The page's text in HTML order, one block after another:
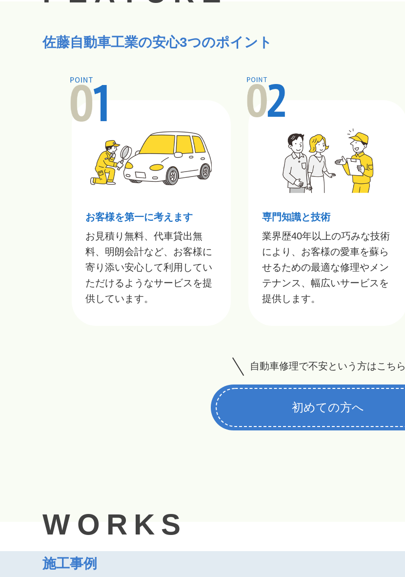
佐藤自動車工業の安心3つのポイント
お客様を第一に考えます
お見積り無料、代車貸出無
料、明朗会計など、お客様に
寄り添い安心して利用してい
ただけるようなサービスを提
供しています。
専門知識と技術
業界歴40年以上の巧みな技術
により、お客様の愛車を蘇ら
せるための最適な修理やメン
テナンス、幅広いサービスを
提供します。
自動車修理で不安という方はこちら
初めての方へ
WORKS
施工事例